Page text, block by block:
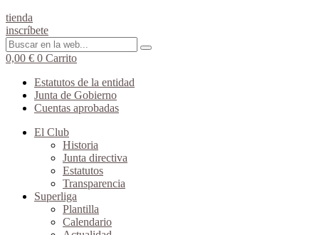
tienda
inscríbete
0,00 € 0 Carrito
Estatutos de la entidad
Junta de Gobierno
Cuentas aprobadas
El Club
Historia
Junta directiva
Estatutos
Transparencia
Superliga
Plantilla
Calendario